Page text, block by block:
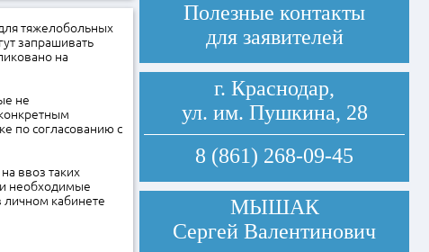
тяжелобольных
запрашивать
на
не
по согласованию с
ввоз таких
необходимые
личном кабинете
Полезные контакты
для заявителей
г. Краснодар,
ул. им. Пушкина, 28
8 (861) 268-09-45
МЫШАК
Сергей Валентинович